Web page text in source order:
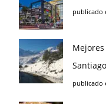
publicado
publicado